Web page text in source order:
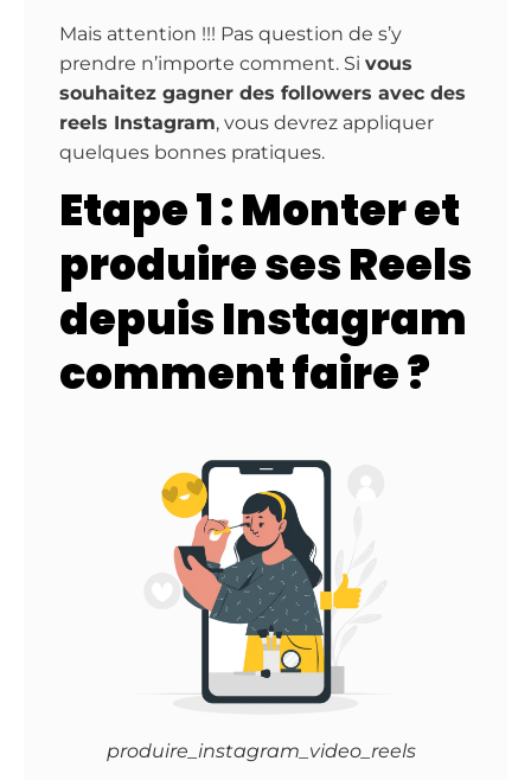
Mais attention !!! Pas question de s’y
prendre n’importe comment. Si vous
souhaitez gagner des followers avec des
reels Instagram, vous devrez appliquer
quelques bonnes pratiques.
Etape 1 : Monter et
produire ses Reels
depuis Instagram
comment faire ?
produire_instagram_video_reels